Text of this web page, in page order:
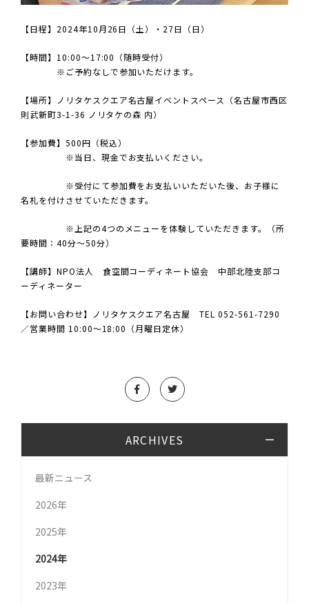
【日程】2024年10月26日（土）・27日（日）
【時間】10:00～17:00（随時受付）
※ご予約なしで参加いただけます。
【場所】ノリタケスクエア名古屋イベントスペース（名古屋市西区
則武新町3-1-36 ノリタケの森 内）
【参加費】500円（税込）
※当日、現金でお支払いください。
※受付にて参加費をお支払いいただいた後、お子様に
名札を付けさせていただきます。
※上記の4つのメニューを体験していただきます。（所
要時間：40分～50分）
【講師】NPO法人 食空間コーディネート協会 中部北陸支部コ
ーディネーター
【お問い合わせ】ノリタケスクエア名古屋 TEL 052-561-7290
／営業時間 10:00〜18:00（月曜日定休）
ARCHIVES
最新ニュース
2026年
2025年
2024年
2023年